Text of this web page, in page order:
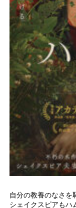
自分の教養のなさを
シェイクスピアもハ